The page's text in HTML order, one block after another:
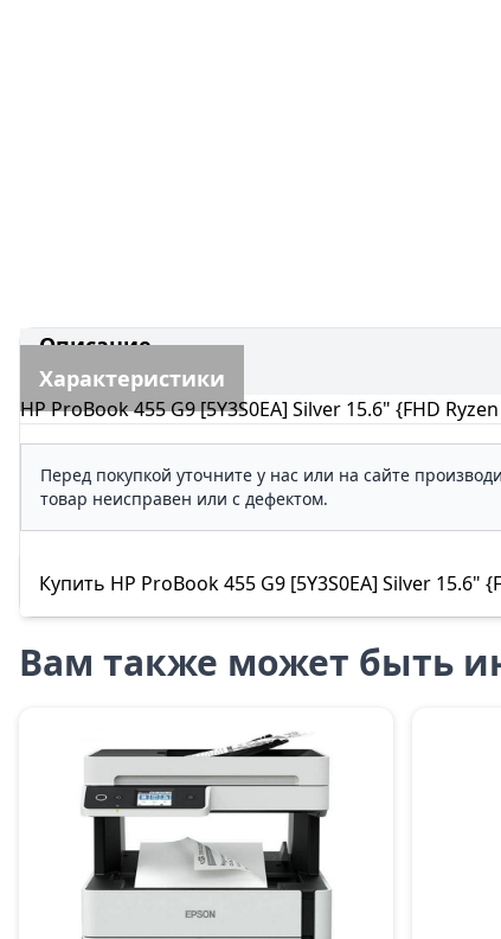
Описание
Характеристики
HP ProBook 455 G9 [5Y3S0EA] Silver 15.6" {FHD
Перед покупкой уточните у нас или на сайте
товар неисправен или с дефектом.
Купить HP ProBook 455 G9 [5Y3S0EA] Silver 15.6"
Вам также может быть